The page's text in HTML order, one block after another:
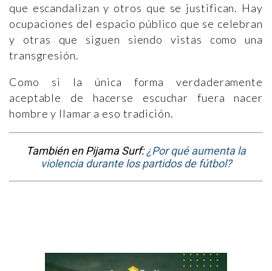
que escandalizan y otros que se justifican. Hay
ocupaciones del espacio público que se celebran
y otras que siguen siendo vistas como una
transgresión.
Como si la única forma verdaderamente
aceptable de hacerse escuchar fuera nacer
hombre y llamar a eso tradición.
También en Pijama Surf:¿Por qué aumenta la
violencia durante los partidos de fútbol?